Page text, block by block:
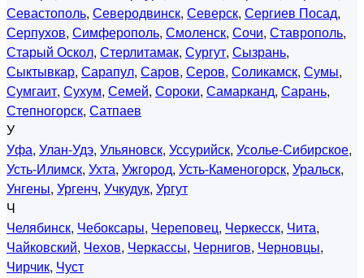
Севастополь, Северодвинск, Северск, Сергиев Посад,
Серпухов, Симферополь, Смоленск, Сочи, Ставрополь,
Старый Оскол, Стерлитамак, Сургут, Сызрань,
Сыктывкар, Сарапул, Саров, Серов, Соликамск, Сумы,
Сумгаит, Сухум, Семей, Сороки, Самарканд, Сарань,
Степногорск, Сатпаев
У
Уфа, Улан-Удэ, Ульяновск, Уссурийск, Усолье-Сибирское,
Усть-Илимск, Ухта, Ужгород, Усть-Каменогорск, Уральск,
Унгены, Ургенч, Учкудук, Ургут
Ч
Челябинск, Чебоксары, Череповец, Черкесск, Чита,
Чайковский, Чехов, Черкассы, Чернигов, Черновцы,
Чирчик, Чуст